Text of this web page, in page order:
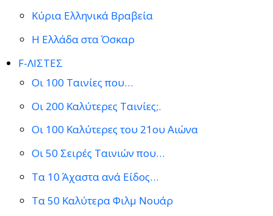
Κύρια Ελληνικά Βραβεία
Η Ελλάδα στα Όσκαρ
F-ΛΙΣΤΕΣ
Οι 100 Ταινίες που…
Οι 200 Καλύτερες Ταινίες;.
Οι 100 Καλύτερες του 21ου Αιώνα
Οι 50 Σειρές Ταινιών που…
Τα 10 Άχαστα ανά Είδος…
Τα 50 Καλύτερα Φιλμ Νουάρ